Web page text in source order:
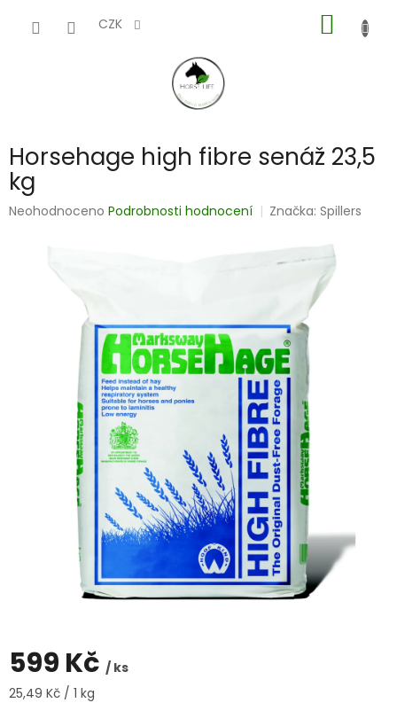
CZK
KOŠÍK
Horsehage high fibre senáž 23,5
kg
Průměrné
Neohodnoceno Podrobnosti hodnocení Značka:Spillers
599 Kč / ks
Měrná
25,49 Kč / 1 kg